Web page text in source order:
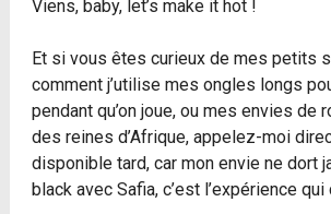
Viens, baby, let’s make it hot !
Et si vous êtes curieux de mes petits
comment j’utilise mes ongles longs
pendant qu’on joue, ou mes envies de
des reines d’Afrique, appelez-moi
disponible tard, car mon envie ne dort
black avec Safia, c’est l’expérience qui